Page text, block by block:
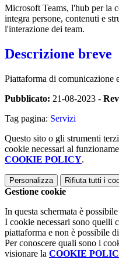
Microsoft Teams, l'hub per la
integra persone, contenuti e
l'interazione dei team.
Descrizione breve
Piattaforma di comunicazione
Pubblicato: 21-08-2023 -
Tag pagina: Servizi
Questo sito o gli strumenti
cookie necessari al
COOKIE POLICY.
Personalizza Rifiuta tutti i
Gestione cookie
In questa schermata è
I cookie necessari sono quelli
piattaforma e non è possibile
Per conoscere quali sono i
visionare la COOKIE